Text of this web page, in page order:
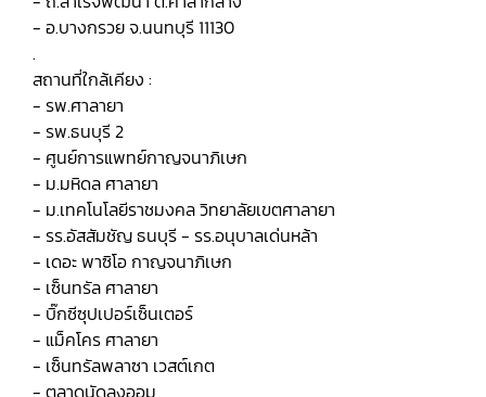
- อ.บางกรวย จ.นนทบุรี 11130
.
สถานที่ใกล้เคียง :
- รพ.ศาลายา
- รพ.ธนบุรี 2
- ศูนย์การแพทย์กาญจนาภิเษก
- ม.มหิดล ศาลายา
- ม.เทคโนโลยีราชมงคล วิทยาลัยเขตศาลายา
- รร.อัสสัมชัญ ธนบุรี - รร.อนุบาลเด่นหล้า
- เดอะ พาซิโอ กาญจนาภิเษก
- เซ็นทรัล ศาลายา
- บิ๊กซีซุปเปอร์เซ็นเตอร์
- แม็คโคร ศาลายา
- เซ็นทรัลพลาซา เวสต์เกต
- ตลาดนัดลุงออม